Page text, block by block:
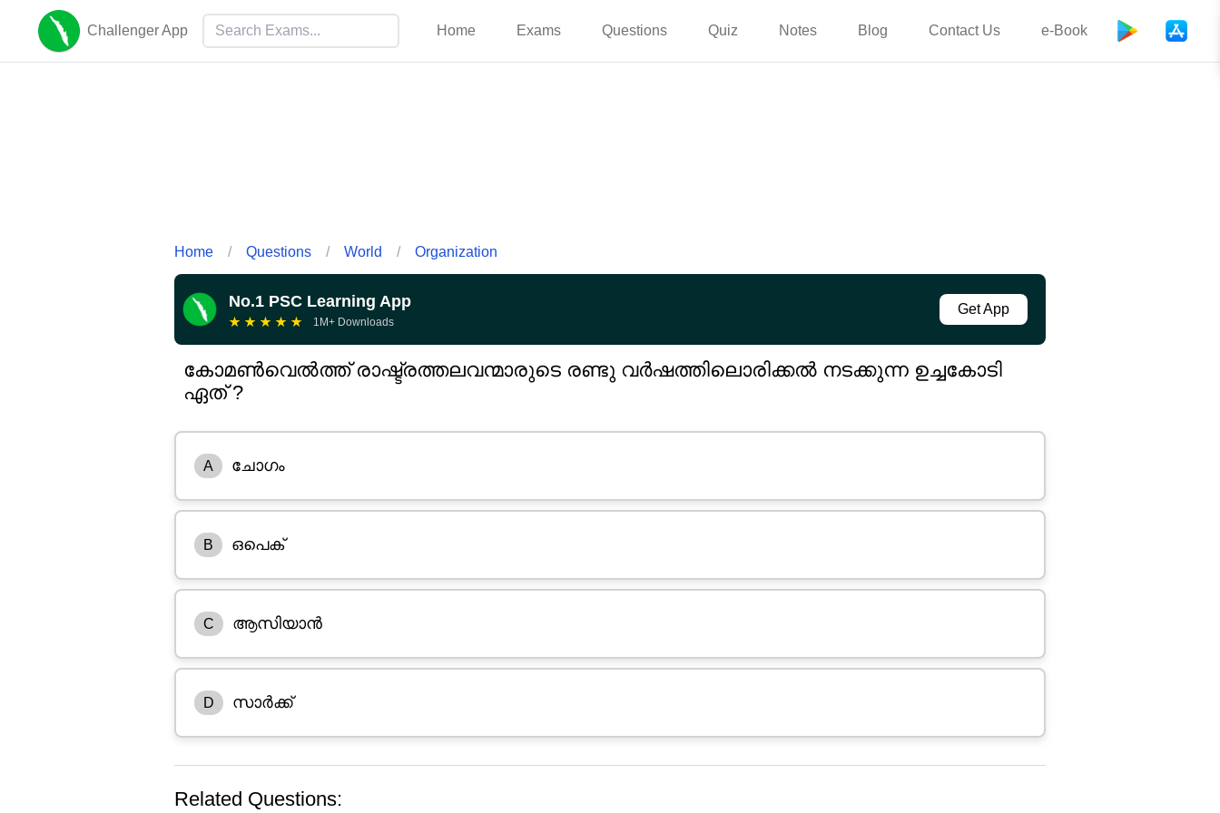
Challenger App Home Exams Questions Quiz Notes Blog Contact Us e-Book
Home / Questions / World / Organization
No.1 PSC Learning App
★ ★ ★ ★ ★ 1M+ Downloads
Get App
കോമൺവെൽത്ത് രാഷ്ട്രത്തലവന്മാരുടെ രണ്ടു വർഷത്തിലൊരിക്കൽ നടക്കുന്ന ഉച്ചകോടി
ഏത് ?
A ചോഗം
B ഒപെക്
C ആസിയാൻ
D സാർക്ക്
Related Questions: